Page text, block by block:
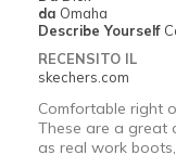
da Omaha
Describe Yourself
RECENSITO IL
skechers.com
Comfortable right
These are a great
as real work